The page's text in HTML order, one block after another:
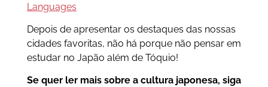
Languages
Depois de apresentar os destaques das nossas
cidades favoritas, não há porque não pensar em
estudar no Japão além de Tóquio!
Se quer ler mais sobre a cultura japonesa, siga